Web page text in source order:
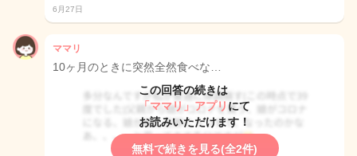
6月27日
ママリ
10ヶ月のときに突然全然食べな…
この回答の続きは
「ママリ」アプリ にて
お読みいただけます！
無料で続きを見る(全2件)